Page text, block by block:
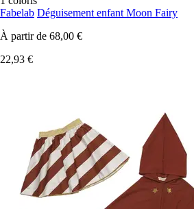
Fabelab Déguisement enfant Moon Fairy
À partir de 68,00 €
22,93 €